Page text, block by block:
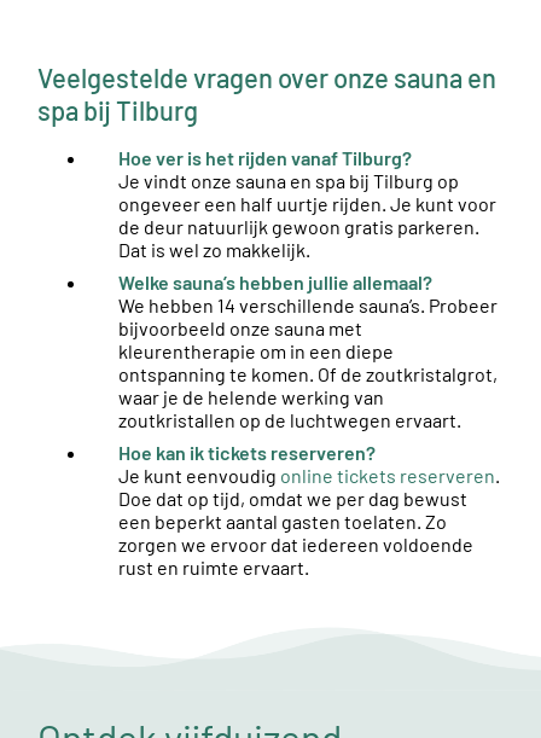
Veelgestelde vragen over onze sauna en
spa bij Tilburg
Hoe ver is het rijden vanaf Tilburg?
Je vindt onze sauna en spa bij Tilburg op
ongeveer een half uurtje rijden. Je kunt voor
de deur natuurlijk gewoon gratis parkeren.
Dat is wel zo makkelijk.
Welke sauna’s hebben jullie allemaal?
We hebben 14 verschillende sauna’s. Probeer
bijvoorbeeld onze sauna met
kleurentherapie om in een diepe
ontspanning te komen. Of de zoutkristalgrot,
waar je de helende werking van
zoutkristallen op de luchtwegen ervaart.
Hoe kan ik tickets reserveren?
Je kunt eenvoudig online tickets reserveren
Doe dat op tijd, omdat we per dag bewust
een beperkt aantal gasten toelaten. Zo
zorgen we ervoor dat iedereen voldoende
rust en ruimte ervaart.